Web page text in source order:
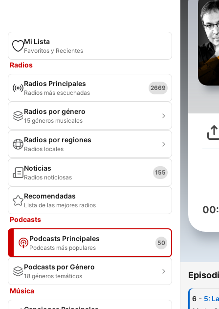
Mi Lista
Favoritos y Recientes
Radios
Radios Principales
Radios más escuchadas
2669
Radios por género
15 géneros musicales
Radios por regiones
Radios locales
Noticias
Radios noticiosas
155
Recomendadas
Lista de las mejores radios
Podcasts
Podcasts Principales
Podcasts más populares
50
Podcasts por Género
18 géneros temáticos
Música
6 - 5: